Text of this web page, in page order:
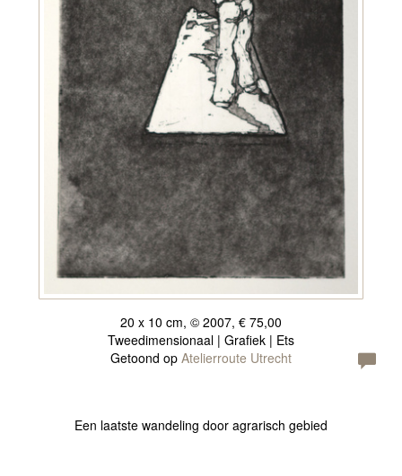
20 x 10 cm, © 2007, € 75,00
Tweedimensionaal | Grafiek | Ets
Getoond op Atelierroute Utrecht
Een laatste wandeling door agrarisch gebied